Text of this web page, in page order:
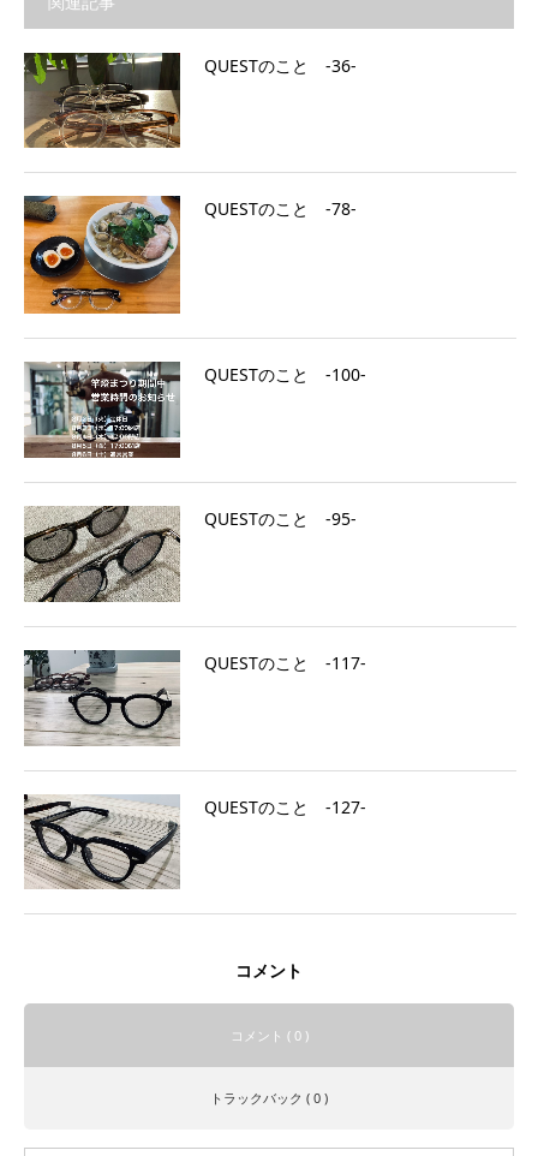
QUESTのこと ‐36‐
QUESTのこと ‐78‐
QUESTのこと ‐100‐
QUESTのこと ‐95‐
QUESTのこと ‐117‐
QUESTのこと ‐127‐
コメント
コメント ( 0 )
トラックバック ( 0 )